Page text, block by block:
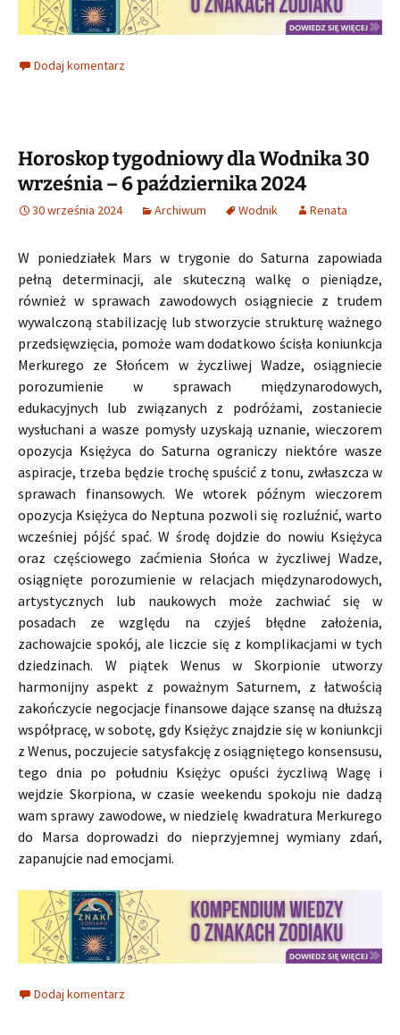
Dodaj komentarz
Horoskop tygodniowy dla Wodnika 30
września – 6 października 2024
30 września 2024 Archiwum Wodnik Renata
W poniedziałek Mars w trygonie do Saturna zapowiada
pełną determinacji, ale skuteczną walkę o pieniądze,
również w sprawach zawodowych osiągniecie z trudem
wywalczoną stabilizację lub stworzycie strukturę ważnego
przedsięwzięcia, pomoże wam dodatkowo ścisła koniunkcja
Merkurego ze Słońcem w życzliwej Wadze, osiągniecie
porozumienie w sprawach międzynarodowych,
edukacyjnych lub związanych z podróżami, zostaniecie
wysłuchani a wasze pomysły uzyskają uznanie, wieczorem
opozycja Księżyca do Saturna ograniczy niektóre wasze
aspiracje, trzeba będzie trochę spuścić z tonu, zwłaszcza w
sprawach finansowych. We wtorek późnym wieczorem
opozycja Księżyca do Neptuna pozwoli się rozluźnić, warto
wcześniej pójść spać. W środę dojdzie do nowiu Księżyca
oraz częściowego zaćmienia Słońca w życzliwej Wadze,
osiągnięte porozumienie w relacjach międzynarodowych,
artystycznych lub naukowych może zachwiać się w
posadach ze względu na czyjeś błędne założenia,
zachowajcie spokój, ale liczcie się z komplikacjami w tych
dziedzinach. W piątek Wenus w Skorpionie utworzy
harmonijny aspekt z poważnym Saturnem, z łatwością
zakończycie negocjacje finansowe dające szansę na dłuższą
współpracę, w sobotę, gdy Księżyc znajdzie się w koniunkcji
z Wenus, poczujecie satysfakcję z osiągniętego konsensusu,
tego dnia po południu Księżyc opuści życzliwą Wagę i
wejdzie Skorpiona, w czasie weekendu spokoju nie dadzą
wam sprawy zawodowe, w niedzielę kwadratura Merkurego
do Marsa doprowadzi do nieprzyjemnej wymiany zdań,
zapanujcie nad emocjami.
Dodaj komentarz